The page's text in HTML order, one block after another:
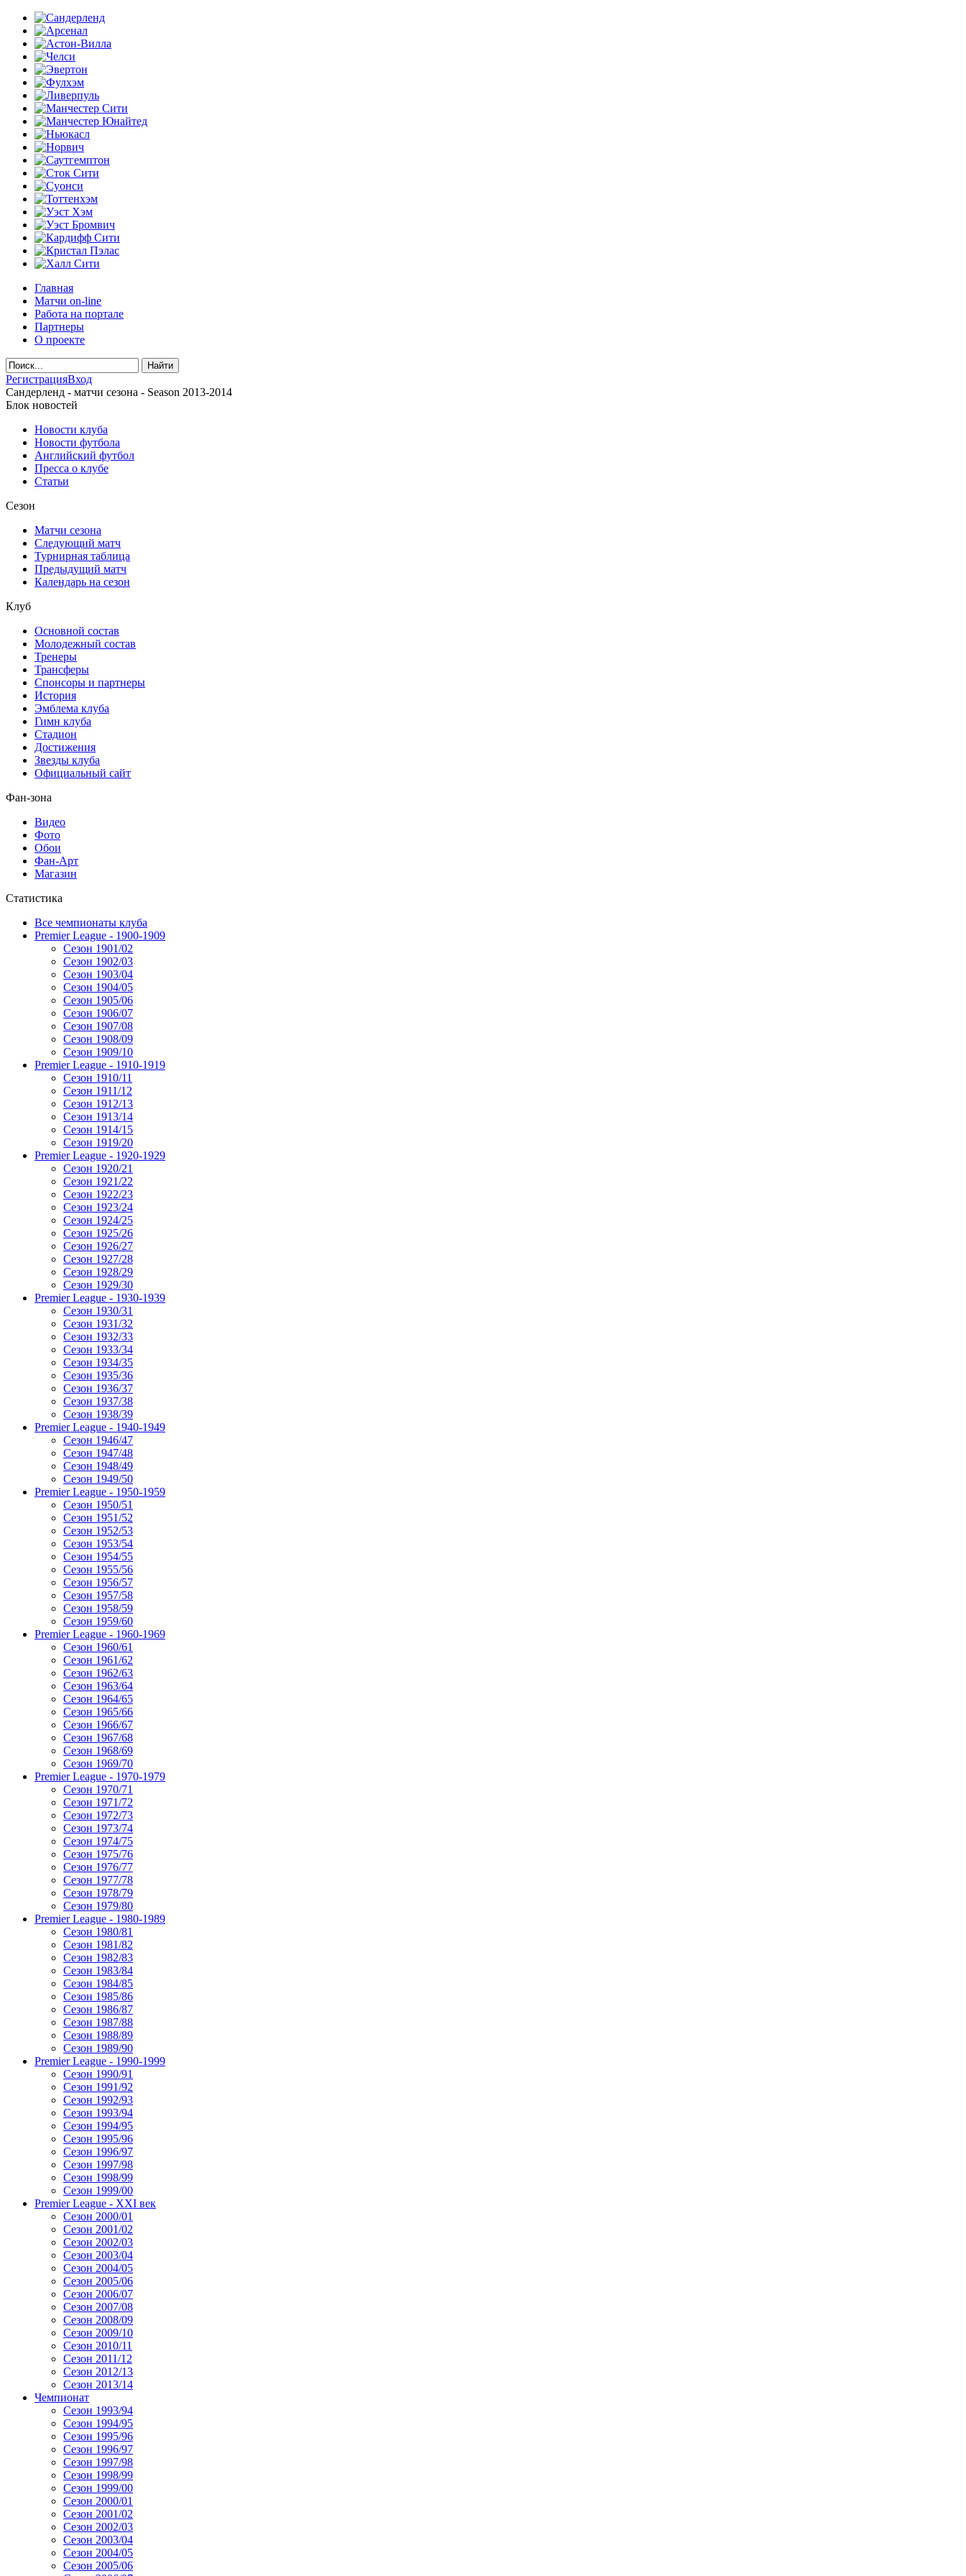
Главная
Матчи on-line
Работа на портале
Партнеры
О проекте
РегистрацияВход
Сандерленд - матчи сезона - Season 2013-2014
Блок новостей
Новости клуба
Новости футбола
Английский футбол
Пресса о клубе
Статьи
Сезон
Матчи сезона
Следующий матч
Турнирная таблица
Предыдущий матч
Календарь на сезон
Клуб
Основной состав
Молодежный состав
Тренеры
Трансферы
Спонсоры и партнеры
История
Эмблема клуба
Гимн клуба
Стадион
Достижения
Звезды клуба
Официальный сайт
Фан-зона
Видео
Фото
Обои
Фан-Арт
Магазин
Статистика
Все чемпионаты клуба
Premier League - 1900-1909
Сезон 1901/02
Сезон 1902/03
Сезон 1903/04
Сезон 1904/05
Сезон 1905/06
Сезон 1906/07
Сезон 1907/08
Сезон 1908/09
Сезон 1909/10
Premier League - 1910-1919
Сезон 1910/11
Сезон 1911/12
Сезон 1912/13
Сезон 1913/14
Сезон 1914/15
Сезон 1919/20
Premier League - 1920-1929
Сезон 1920/21
Сезон 1921/22
Сезон 1922/23
Сезон 1923/24
Сезон 1924/25
Сезон 1925/26
Сезон 1926/27
Сезон 1927/28
Сезон 1928/29
Сезон 1929/30
Premier League - 1930-1939
Сезон 1930/31
Сезон 1931/32
Сезон 1932/33
Сезон 1933/34
Сезон 1934/35
Сезон 1935/36
Сезон 1936/37
Сезон 1937/38
Сезон 1938/39
Premier League - 1940-1949
Сезон 1946/47
Сезон 1947/48
Сезон 1948/49
Сезон 1949/50
Premier League - 1950-1959
Сезон 1950/51
Сезон 1951/52
Сезон 1952/53
Сезон 1953/54
Сезон 1954/55
Сезон 1955/56
Сезон 1956/57
Сезон 1957/58
Сезон 1958/59
Сезон 1959/60
Premier League - 1960-1969
Сезон 1960/61
Сезон 1961/62
Сезон 1962/63
Сезон 1963/64
Сезон 1964/65
Сезон 1965/66
Сезон 1966/67
Сезон 1967/68
Сезон 1968/69
Сезон 1969/70
Premier League - 1970-1979
Сезон 1970/71
Сезон 1971/72
Сезон 1972/73
Сезон 1973/74
Сезон 1974/75
Сезон 1975/76
Сезон 1976/77
Сезон 1977/78
Сезон 1978/79
Сезон 1979/80
Premier League - 1980-1989
Сезон 1980/81
Сезон 1981/82
Сезон 1982/83
Сезон 1983/84
Сезон 1984/85
Сезон 1985/86
Сезон 1986/87
Сезон 1987/88
Сезон 1988/89
Сезон 1989/90
Premier League - 1990-1999
Сезон 1990/91
Сезон 1991/92
Сезон 1992/93
Сезон 1993/94
Сезон 1994/95
Сезон 1995/96
Сезон 1996/97
Сезон 1997/98
Сезон 1998/99
Сезон 1999/00
Premier League - XXI век
Сезон 2000/01
Сезон 2001/02
Сезон 2002/03
Сезон 2003/04
Сезон 2004/05
Сезон 2005/06
Сезон 2006/07
Сезон 2007/08
Сезон 2008/09
Сезон 2009/10
Сезон 2010/11
Сезон 2011/12
Сезон 2012/13
Сезон 2013/14
Чемпионат
Сезон 1993/94
Сезон 1994/95
Сезон 1995/96
Сезон 1996/97
Сезон 1997/98
Сезон 1998/99
Сезон 1999/00
Сезон 2000/01
Сезон 2001/02
Сезон 2002/03
Сезон 2003/04
Сезон 2004/05
Сезон 2005/06